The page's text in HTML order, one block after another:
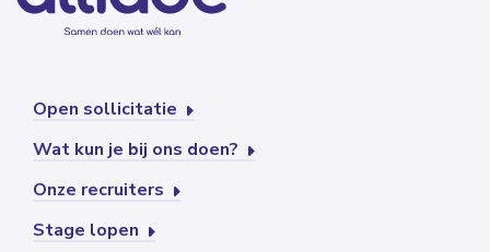
Open sollicitatie
Wat kun je bij ons doen?
Onze recruiters
Stage lopen